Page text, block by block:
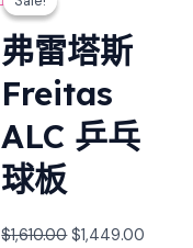
弗雷塔斯
Freitas
ALC 乒乓
球板
$1,610.00
was:
$1,610.00.
$1,449.00